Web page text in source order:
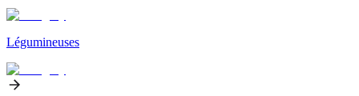
Légumineuses